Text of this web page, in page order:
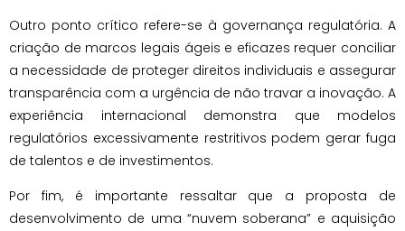
Outro ponto crítico refere-se à governança regulatória. A
criação de marcos legais ágeis e eficazes requer conciliar
a necessidade de proteger direitos individuais e assegurar
transparência com a urgência de não travar a inovação. A
experiência internacional demonstra que modelos
regulatórios excessivamente restritivos podem gerar fuga
de talentos e de investimentos.
Por fim, é importante ressaltar que a proposta de
desenvolvimento de uma “nuvem soberana” e aquisição